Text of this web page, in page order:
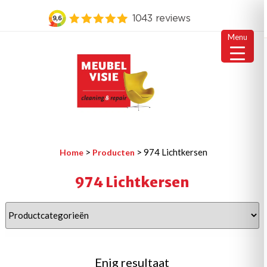
Home > Producten > 974 Lichtkersen
974 Lichtkersen
Enig resultaat
Menu